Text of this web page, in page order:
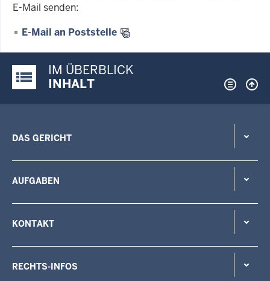
E-Mail senden:
E-Mail an Poststelle
Justiz-Portal im Überblick:
IM ÜBERBLICK
INHALT
DAS GERICHT
AUFGABEN
KONTAKT
RECHTS-INFOS